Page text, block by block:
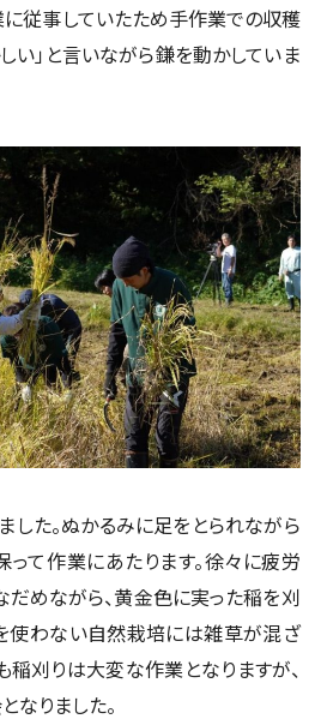
従事していたため手作業での収穫
い」と言いながら鎌を動かしていま
た。ぬかるみに足をとられながら
って作業にあたります。徐々に疲労
だめながら、黄金色に実った稲を刈
使わない自然栽培には雑草が混ざ
稲刈りは大変な作業となりますが、
なりました。